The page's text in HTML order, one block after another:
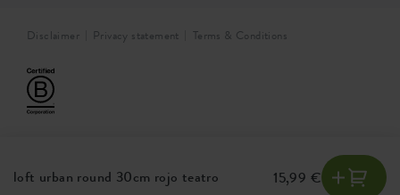
loft urban round 30cm rojo teatro 15,99 €
Disclaimer Privacy statement Terms & Conditions